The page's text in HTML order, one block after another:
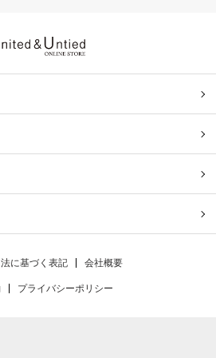
に基づく表記 会社概要
プライバシーポリシー